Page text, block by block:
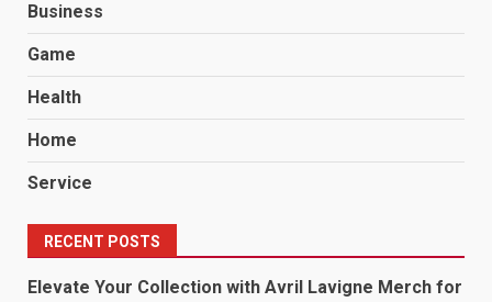
Business
Game
Health
Home
Service
RECENT POSTS
Elevate Your Collection with Avril Lavigne Merch for